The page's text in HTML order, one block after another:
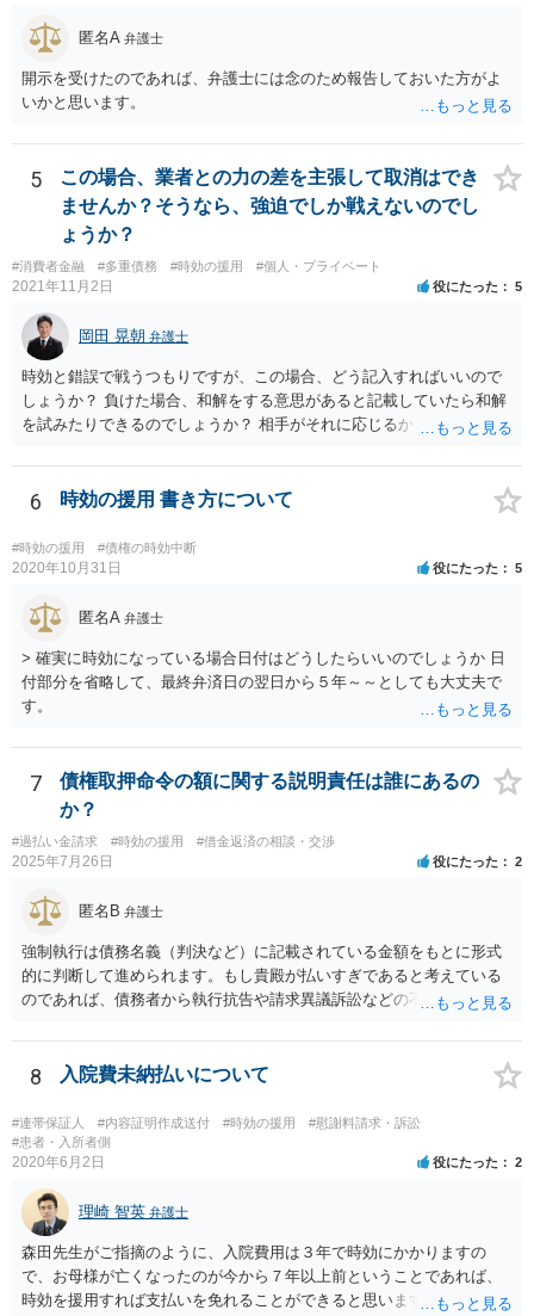
匿名A 弁護士
開示を受けたのであれば、弁護士には念のため報告しておいた方がよ
いかと思います。
5
この場合、業者との力の差を主張して取消はでき
ませんか？そうなら、強迫でしか戦えないのでし
ょうか？
#消費者金融 #多重債務 #時効の援用 #個人・プライベート
2021年11月2日 役にたった 5
岡田 晃朝 弁護士
時効と錯誤で戦うつもりですが、この場合、どう記入すればいいので
しょうか？ 負けた場合、和解をする意思があると記載していたら和解
を試みたりできるのでしょうか？ 相手がそれに応じるかという問題は
誤だけをあらそい、形成がまずくなってから和解の話も出来ますが、
そのタイミングなどご本人のみでの訴訟では測りにくいのではないで
6 時効の援用 書き方について
#時効の援用 #債権の時効中断
2020年10月31日 役にたった 5
匿名A 弁護士
> 確実に時効になっている場合日付はどうしたらいいのでしょうか 日
付部分を省略して、最終弁済日の翌日から５年～～としても大丈夫で
す。
7
債権取押命令の額に関する説明責任は誰にあるの
か？
#過払い金請求 #時効の援用 #借金返済の相談・交渉
2025年7月26日 役にたった 2
匿名B 弁護士
強制執行は債務名義（判決など）に記載されている金額をもとに形式
的に判断して進められます。もし貴殿が払いすぎであると考えている
のであれば、債務者から執行抗告や請求異議訴訟などの不服申立手段
側が動く必要があります。
8 入院費未納払いについて
#連帯保証人 #内容証明作成送付 #時効の援用
#慰謝料請求・訴訟
#患者・入所者側
2020年6月2日 役にたった 2
理崎 智英 弁護士
森田先生がご指摘のように、入院費用は３年で時効にかかりますの
で、お母様が亡くなったのが今から７年以上前ということであれば、
時効を援用すれば支払いを免れることができると思います。 そのた